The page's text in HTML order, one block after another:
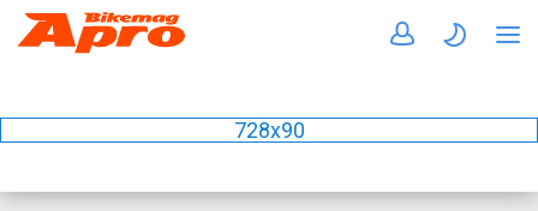
728x90